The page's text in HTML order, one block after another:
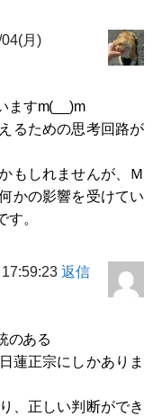
月)
ますm(__)m
るための思考回路が
もしれませんが、Ｍ
かの影響を受けてい
。
返信
のある
蓮正宗にしかありま
、正しい判断ができ